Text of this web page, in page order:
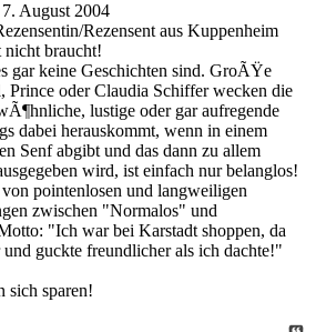
August 2004
Rezensent aus Kuppenheim
nicht braucht!
gar keine Geschichten sind. GroÃŸe
Prince oder Claudia Schiffer wecken die
lustige oder gar aufregende
dabei herauskommt, wenn in einem
Senf abgibt und das dann zu allem
wird, ist einfach nur belanglos!
pointenlosen und langweiligen
zwischen "Normalos" und
"Ich war bei Karstadt shoppen, da
guckte freundlicher als ich dachte!"
sich sparen!